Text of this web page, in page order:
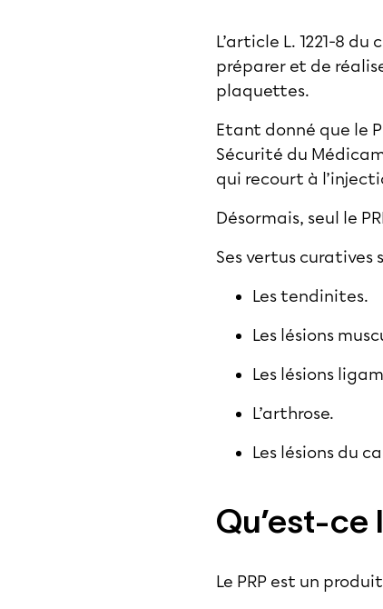
L’article L. 1221-8
préparer et de
plaquettes.
Etant donné que le
Sécurité du
qui recourt à
Désormais, seul le
Ses vertus
Les tendinites.
Les lésions
Les lésions
L’arthrose.
Les lésions du
Qu’est-ce
Le PRP est un